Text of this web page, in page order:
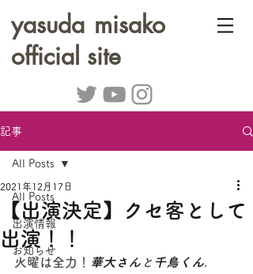
yasuda misako
official site
記事
All Posts
出演情報
お知らせ
All Posts
【出演決定】クセ客として
出演！！
2021年12月17日
火曜は全力！ 華大さん と 千鳥くん